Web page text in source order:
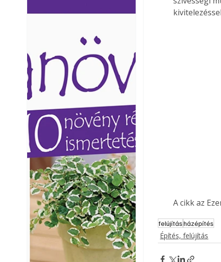
Ezermester
A cikk az
felújításházépítés
Építés, felújítás